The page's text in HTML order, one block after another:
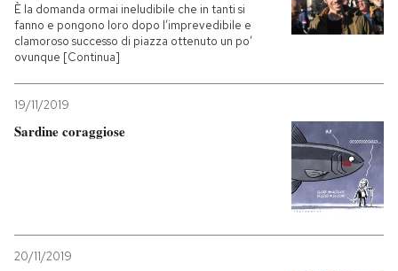
È la domanda ormai ineludibile che in tanti si
fanno e pongono loro dopo l’imprevedibile e
clamoroso successo di piazza ottenuto un po’
ovunque [Continua]
19/11/2019
Sardine coraggiose
20/11/2019